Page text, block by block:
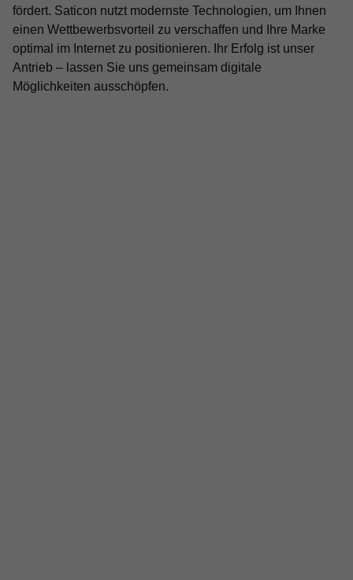
fördert. Saticon nutzt modernste Technologien, um Ihnen
einen Wettbewerbsvorteil zu verschaffen und Ihre Marke
optimal im Internet zu positionieren. Ihr Erfolg ist unser
Antrieb – lassen Sie uns gemeinsam digitale
Möglichkeiten ausschöpfen.